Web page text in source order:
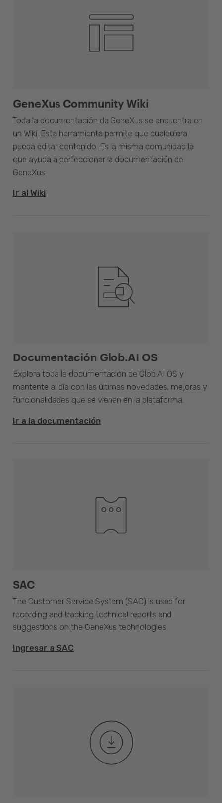
GeneXus Community Wiki
Toda la documentación de GeneXus se encuentra en
un Wiki. Esta herramienta permite que cualquiera
pueda editar contenido. Es la misma comunidad la
que ayuda a perfeccionar la documentación de
GeneXus.
Ir al Wiki
Documentación Glob.AI OS
Explora toda la documentación de Glob.AI OS y
mantente al día con las últimas novedades, mejoras y
funcionalidades que se vienen en la plataforma.
Ir a la documentación
SAC
The Customer Service System (SAC) is used for
recording and tracking technical reports and
suggestions on the GeneXus technologies.
Ingresar a SAC